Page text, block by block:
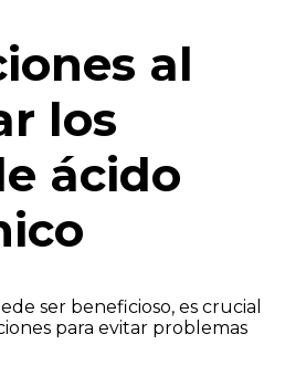
al
los
ácido
ser beneficioso, es crucial
para evitar problemas